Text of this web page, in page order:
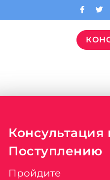
Консультация
Поступлению
Пройдите